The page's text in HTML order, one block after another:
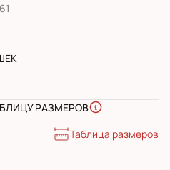
РАЗМЕРОВ
Таблица размеров